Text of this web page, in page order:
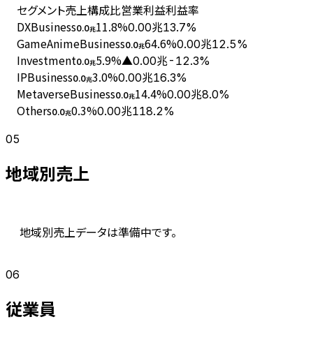
セグメント売上構成比営業利益利益率
DXBusiness0.0兆11.8%0.00兆13.7%
GameAnimeBusiness0.0兆64.6%0.00兆12.5%
Investment0.0兆5.9%▲0.00兆-12.3%
IPBusiness0.0兆3.0%0.00兆16.3%
MetaverseBusiness0.0兆14.4%0.00兆8.0%
Others0.0兆0.3%0.00兆118.2%
05
地域別売上
地域別売上データは準備中です。
06
従業員